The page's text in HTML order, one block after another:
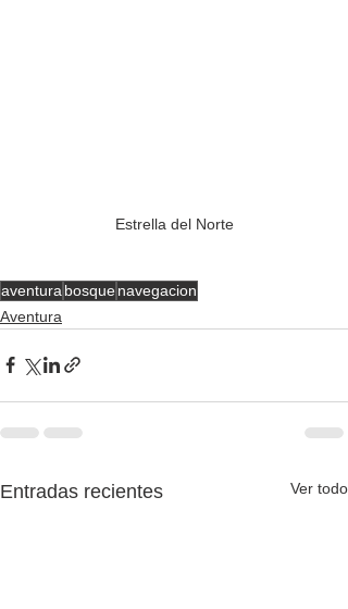
Estrella del Norte
aventura bosquenavegacion
Aventura
Entradas recientes Ver todo